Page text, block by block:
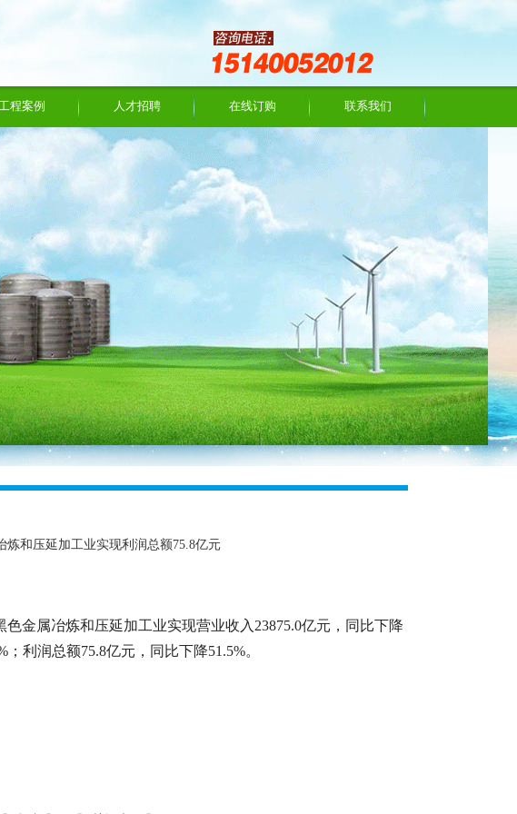
程案例 人才招聘 在线订购 联系我们
炼和压延加工业实现利润总额75.8亿元
金属冶炼和压延加工业实现营业收入23875.0亿元，同比下降
利润总额75.8亿元，同比下降51.5%。